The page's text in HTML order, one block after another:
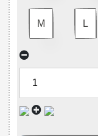
M L